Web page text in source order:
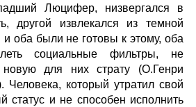
Люцифер, низвергался в
другой извлекался из темной
оба были не готовы к этому, оба
социальные фильтры, не
для них страту (О.Генри
Человека, который утратил свой
статус и не способен исполнить